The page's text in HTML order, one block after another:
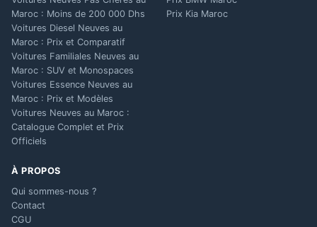
Maroc : Moins de 200 000 Dhs
Voitures Diesel Neuves au
Maroc : Prix et Comparatif
Voitures Familiales Neuves au
Maroc : SUV et Monospaces
Voitures Essence Neuves au
Maroc : Prix et Modèles
Voitures Neuves au Maroc :
Catalogue Complet et Prix
Officiels
Prix Kia Maroc
À PROPOS
Qui sommes-nous ?
Contact
CGU